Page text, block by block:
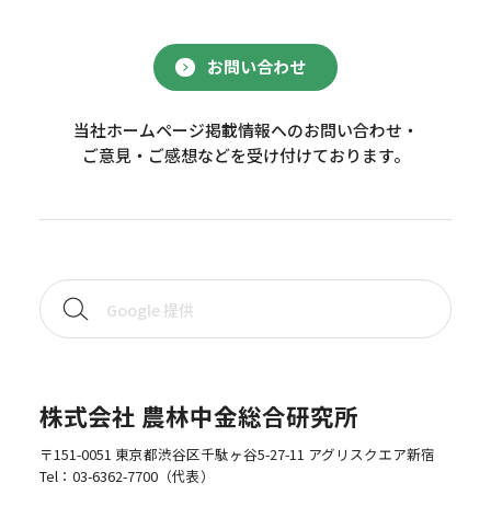
お問い合わせ
当社ホームページ掲載情報へのお問い合わせ・
ご意見・ご感想などを受け付けております。
株式会社 農林中金総合研究所
〒151-0051 東京都渋谷区千駄ヶ谷5-27-11 アグリスクエア新宿
Tel： 03-6362-7700（代表）